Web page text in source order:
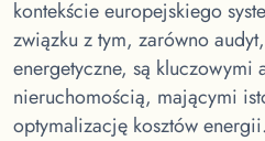
kontekście europejskiego
związku z tym, zarówno
energetyczne, są kluczowymi
nieruchomością, mającymi
optymalizację kosztów energii.